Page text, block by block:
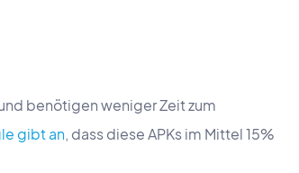
benötigen weniger Zeit zum
gibt an, dass diese APKs im Mittel 15%